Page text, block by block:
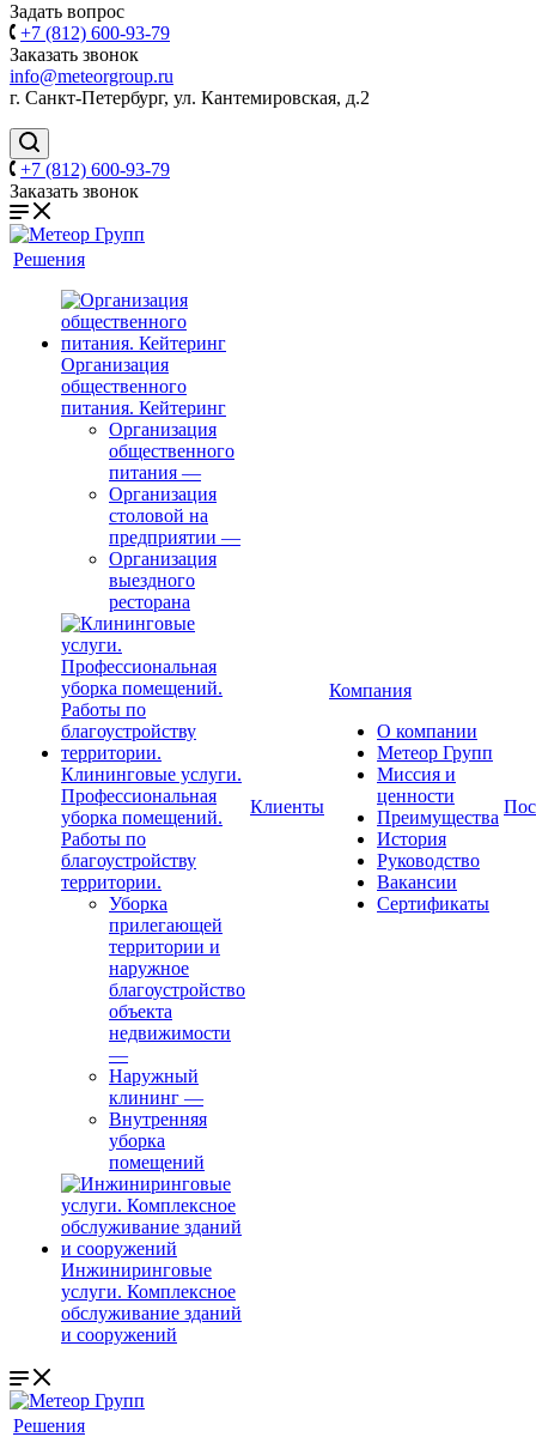
Задать вопрос
+7 (812) 600-93-79
Заказать звонок
info@meteorgroup.ru
г. Санкт-Петербург, ул. Кантемировская, д.2
+7 (812) 600-93-79
Заказать звонок
Решения
Организация
общественного
питания. Кейтеринг
Организация
общественного
питания —
Организация
столовой на
предприятии —
Организация
выездного
ресторана
Клининговые услуги.
Профессиональная
уборка помещений.
Работы по
благоустройству
территории.
Уборка
прилегающей
территории и
наружное
благоустройство
объекта
недвижимости
—
Наружный
клининг —
Внутренняя
уборка
помещений
Инжиниринговые
услуги. Комплексное
обслуживание зданий
и сооружений
Клиенты
Компания
О компании
Метеор Групп
Миссия и
ценности
Преимущества
История
Руководство
Вакансии
Сертификаты
Решения